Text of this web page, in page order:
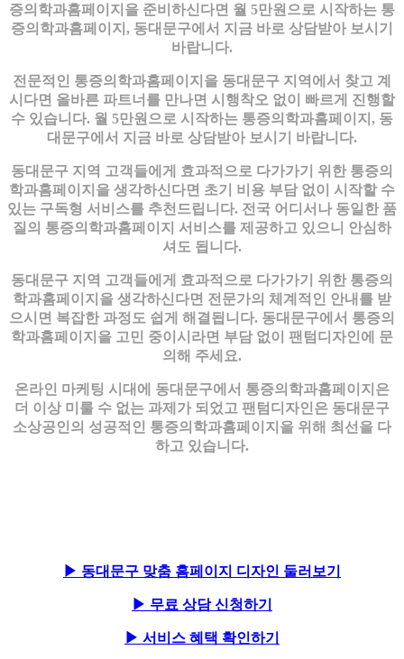
증의학과홈페이지을 준비하신다면 월 5만원으로 시작하는 통
증의학과홈페이지, 동대문구에서 지금 바로 상담받아 보시기
바랍니다.
전문적인 통증의학과홈페이지을 동대문구 지역에서 찾고 계
시다면 올바른 파트너를 만나면 시행착오 없이 빠르게 진행할
수 있습니다. 월 5만원으로 시작하는 통증의학과홈페이지, 동
대문구에서 지금 바로 상담받아 보시기 바랍니다.
동대문구 지역 고객들에게 효과적으로 다가가기 위한 통증의
학과홈페이지을 생각하신다면 초기 비용 부담 없이 시작할 수
있는 구독형 서비스를 추천드립니다. 전국 어디서나 동일한 품
질의 통증의학과홈페이지 서비스를 제공하고 있으니 안심하
셔도 됩니다.
동대문구 지역 고객들에게 효과적으로 다가가기 위한 통증의
학과홈페이지을 생각하신다면 전문가의 체계적인 안내를 받
으시면 복잡한 과정도 쉽게 해결됩니다. 동대문구에서 통증의
학과홈페이지을 고민 중이시라면 부담 없이 팬텀디자인에 문
의해 주세요.
온라인 마케팅 시대에 동대문구에서 통증의학과홈페이지은
더 이상 미룰 수 없는 과제가 되었고 팬텀디자인은 동대문구
소상공인의 성공적인 통증의학과홈페이지을 위해 최선을 다
하고 있습니다.
▶ 동대문구 맞춤 홈페이지 디자인 둘러보기
▶ 무료 상담 신청하기
▶ 서비스 혜택 확인하기